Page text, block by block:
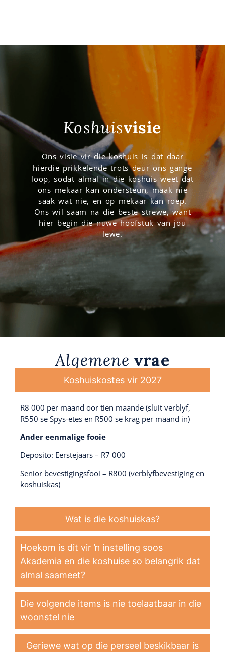
Koshuisvisie
Ons visie vir die koshuis is dat daar
hierdie prikkelende trots deur ons gange
loop, sodat almal in die koshuis weet dat
ons mekaar kan ondersteun, maak nie
saak wat nie, en op mekaar kan roep.
Ons wil saam na die beste strewe, want
hier begin die nuwe hoofstuk van jou
lewe.
Algemene vrae
Koshuiskostes vir 2027
R8 000 per maand oor tien maande (sluit verblyf,
R550 se Spys-etes en R500 se krag per maand in)
Ander eenmalige fooie
Deposito: Eerstejaars – R7 000
Senior bevestigingsfooi – R800 (verblyfbevestiging en
koshuiskas)
Wat is die koshuiskas?
Hoekom is dit vir ŉ instelling soos
Akademia en die koshuise so belangrik dat
almal saameet?
Die volgende items is nie toelaatbaar in die
woonstel nie
Geriewe wat op die perseel beskikbaar is